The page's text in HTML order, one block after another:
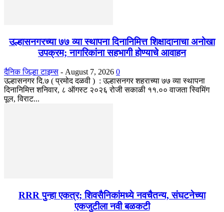
उल्हासनगरच्या ७७ व्या स्थापना दिनानिमित्त शिक्षादानाचा अनोखा
उपक्रम; नागरिकांना सहभागी होण्याचे आवाहन
दैनिक जिल्हा टाइम्स - August 7, 2026 0
उल्हासनगर दि.७ ( प्रमोद दळवी ) : उल्हासनगर शहराच्या ७७ व्या स्थापना
दिनानिमित्त शनिवार, ८ ऑगस्ट २०२६ रोजी सकाळी ११.०० वाजता स्विमिंग
पूल, विराट...
RRR पुन्हा एकत्र; शिवसैनिकांमध्ये नवचैतन्य, संघटनेच्या
एकजुटीला नवी बळकटी